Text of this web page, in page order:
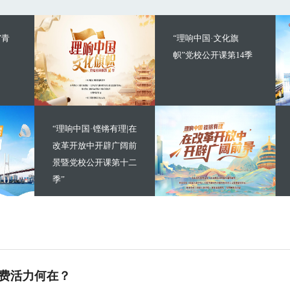
青
“理响中国·文化旗
帜”党校公开课第14季
“理响中国·铿锵有理|在
改革开放中开辟广阔前
景暨党校公开课第十二
季”
活力何在？